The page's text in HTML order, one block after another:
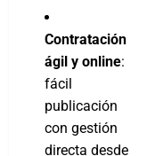
Contratación
ágil y online:
fácil
publicación
con gestión
directa desde